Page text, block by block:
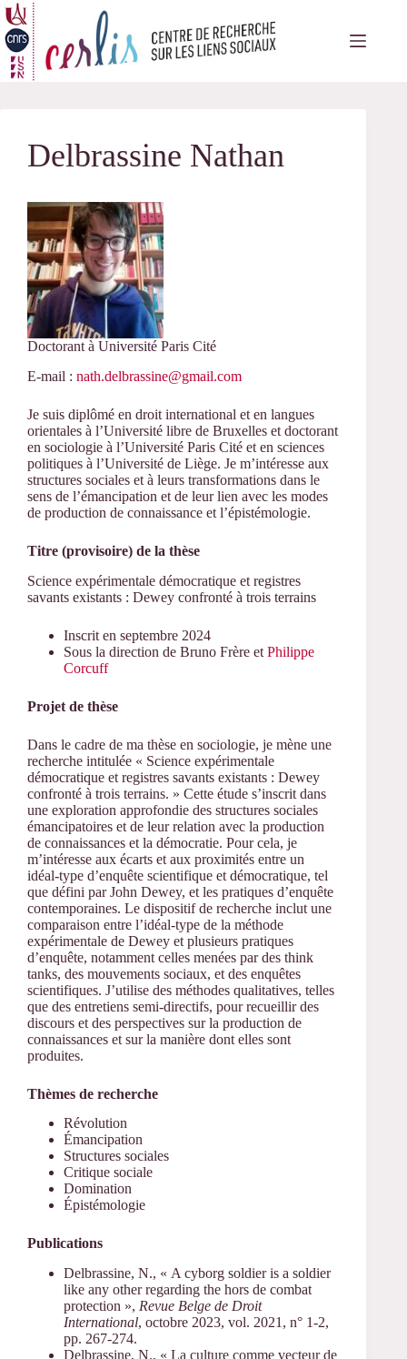
Passer
au
contenu
Delbrassine Nathan
Doctorant à Université Paris Cité
E-mail : nath.delbrassine@gmail.com
Je suis diplômé en droit international et en langues
orientales à l’Université libre de Bruxelles et doctorant
en sociologie à l’Université Paris Cité et en sciences
politiques à l’Université de Liège. Je m’intéresse aux
structures sociales et à leurs transformations dans le
sens de l’émancipation et de leur lien avec les modes
de production de connaissance et l’épistémologie.
Titre (provisoire) de la thèse
Science expérimentale démocratique et registres
savants existants : Dewey confronté à trois terrains
Inscrit en septembre 2024
Sous la direction de Bruno Frère et Philippe
Corcuff
Projet de thèse
Dans le cadre de ma thèse en sociologie, je mène une
recherche intitulée « Science expérimentale
démocratique et registres savants existants : Dewey
confronté à trois terrains. » Cette étude s’inscrit dans
une exploration approfondie des structures sociales
émancipatoires et de leur relation avec la production
de connaissances et la démocratie. Pour cela, je
m’intéresse aux écarts et aux proximités entre un
idéal-type d’enquête scientifique et démocratique, tel
que défini par John Dewey, et les pratiques d’enquête
contemporaines. Le dispositif de recherche inclut une
comparaison entre l’idéal-type de la méthode
expérimentale de Dewey et plusieurs pratiques
d’enquête, notamment celles menées par des think
tanks, des mouvements sociaux, et des enquêtes
scientifiques. J’utilise des méthodes qualitatives, telles
que des entretiens semi-directifs, pour recueillir des
discours et des perspectives sur la production de
connaissances et sur la manière dont elles sont
produites.
Thèmes de recherche
Révolution
Émancipation
Structures sociales
Critique sociale
Domination
Épistémologie
Publications
Delbrassine, N., « A cyborg soldier is a soldier
like any other regarding the hors de combat
protection », Revue Belge de Droit
International, octobre 2023, vol. 2021, n° 1‑2,
pp. 267‑274.
Delbrassine, N., « La culture comme vecteur de